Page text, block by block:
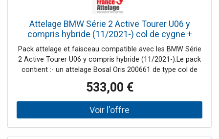
Attelage BMW Série 2 Active Tourer U06 y
compris hybride (11/2021-) col de cygne +
Faisceau spécifique 13 broches Bosstow
Pack attelage et faisceau compatible avec les BMW Série
2 Active Tourer U06 y compris hybride (11/2021-).Le pack
contient :- un attelage Bosal Oris 200661 de type col de
spécifique 13 broches Bosstow 87521381Tout est livré
complet et les notices de montage sont
incluses.L'attelage, également nommé attache remorque,
n'est pas compatible avec toutes les versions des BMW
533,00 €